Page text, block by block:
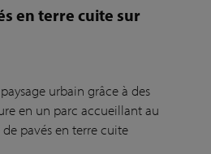
en terre cuite sur
urbain grâce à des
en un parc accueillant au
pavés en terre cuite